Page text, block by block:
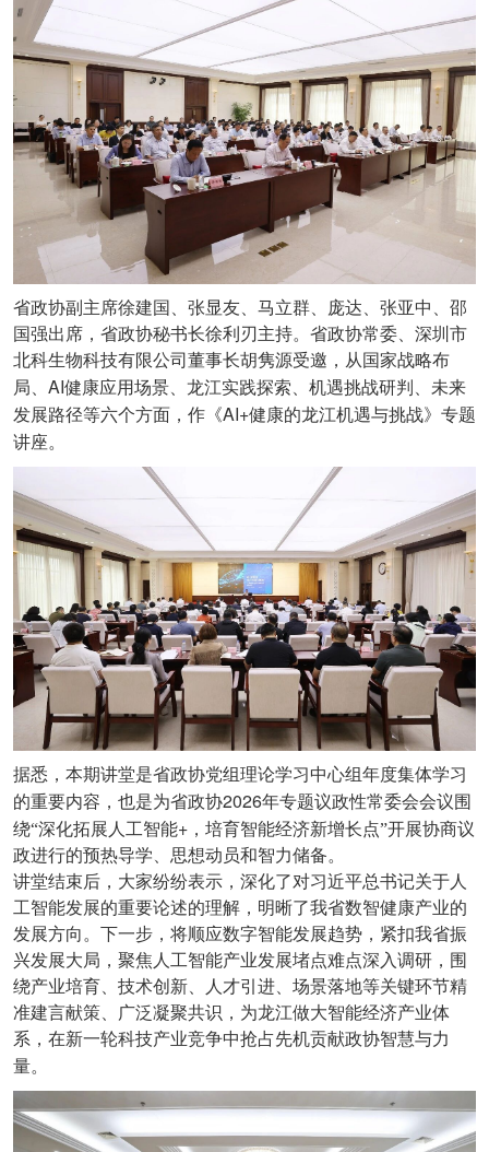
省政协副主席徐建国、张显友、马立群、庞达、张亚中、邵
国强出席，省政协秘书长徐利刃主持。省政协常委、深圳市
北科生物科技有限公司董事长胡隽源受邀，从国家战略布
局、 AI健康应用场景、龙江实践探索、机遇挑战研判、未来
发展路径等六个方面，作《AI+健康的龙江机遇与挑战》专题
讲座。
据悉，本期讲堂是省政协党组理论学习中心组年度集体学习
的重要内容，也是为省政协2026年专题议政性常委会会议围
绕“深化拓展人工智能+ ，培育智能经济新增长点”开展协商议
政进行的预热导学、思想动员和智力储备。
讲堂结束后，大家纷纷表示，深化了对习近平总书记关于人
工智能发展的重要论述的理解，明晰了我省数智健康产业的
发展方向。下一步，将顺应数字智能发展趋势，紧扣我省振
兴发展大局，聚焦人工智能产业发展堵点难点深入调研，围
绕产业培育、技术创新、人才引进、场景落地等关键环节精
准建言献策、广泛凝聚共识，为龙江做大智能经济产业体
系，在新一轮科技产业竞争中抢占先机贡献政协智慧与力
量。